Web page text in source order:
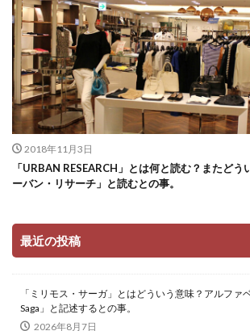
2018年11月3日
「URBAN RESEARCH」とは何と読む？またど
ーバン・リサーチ」と読むとの事。
最近の投稿
「ミリモス・サーガ」とはどういう意味？アルファ
Saga」と記述するとの事。
2026年8月7日